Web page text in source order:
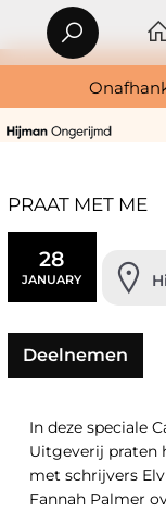
PRAAT MET ME
28
JANUARY
Deelnemen
In deze speciale
Uitgeverij praten
met schrijvers
Fannah Palmer